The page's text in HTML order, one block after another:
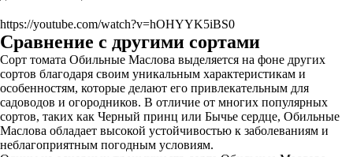
https://youtube.com/watch?v=hOHYYK5iBS0
Сравнение с другими сортами
Сорт томата Обильные Маслова выделяется на фоне других
сортов благодаря своим уникальным характеристикам и
особенностям, которые делают его привлекательным для
садоводов и огородников. В отличие от многих популярных
сортов, таких как Черный принц или Бычье сердце, Обильные
Маслова обладает высокой устойчивостью к заболеваниям и
неблагоприятным погодным условиям.